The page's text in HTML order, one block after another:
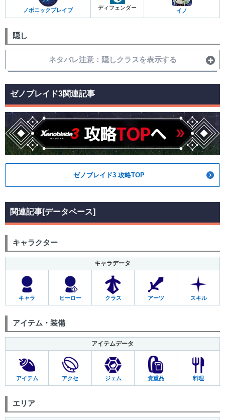
ノポニックブレイブ ディフェンダー イノ
隠し
ネタバレ注意：隠しクラスを表示する
ゼノブレイド3関連記事
ゼノブレイド3 攻略TOP
関連記事[データベース]
キャラクター
キャラデータ
キャラ ヒーロー クラス アーツ スキル
アイテム・装備
アイテムデータ
アイテム アクセ ジェム 貴重品 料理
エリア